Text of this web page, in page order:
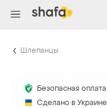
Шлепанцы
Безопасная оплата
Сделано в Украине